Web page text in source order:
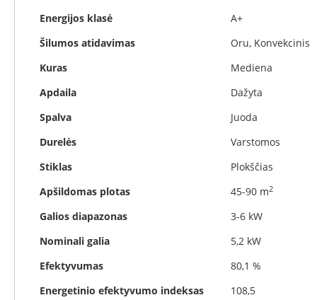
krosnelės
Krosnelės
vandens
krosnelės
Maisto
krosnelės
Pakabinamos
krosnelės
Specifikacija
Energijos klasė
A+
Šilumos atidavimas
Oru, Konvekcinis
Kuras
Mediena
Apdaila
Dažyta
Spalva
Juoda
Durelės
Varstomos
Stiklas
Plokščias
Apšildomas plotas
45-90 m2
Galios diapazonas
3-6 kW
Nominali galia
5,2 kW
Efektyvumas
80,1 %
Energetinio efektyvumo indeksas
108,5